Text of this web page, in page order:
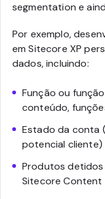
segmentation e
Por exemplo,
em Sitecore XP
dados, incluindo:
Função ou
conteúdo,
Estado da conta
potencial cliente)
Produtos detidos
Sitecore Content